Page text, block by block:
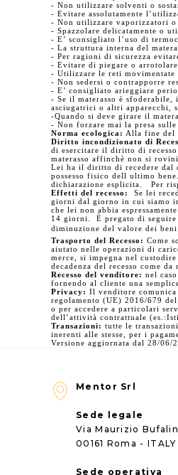
- Non utilizzare solventi o
- Evitare assolutamente
- Non utilizzare vaporizzatori o
- Spazzolare delicatamente o
- E’ sconsigliato l’uso di
- La struttura interna del
- Per ragioni di sicurezza
- Evitare di piegare o arrotolare
- Utilizzare le reti
- Non sedersi o contrapporre
- E’ consigliato arieggiare
- Se il materasso è sfoderabile,
asciugatrici o altri apparecchi,
-Quando si deve girare il
- Non forzare mai la presa
Norma ecologica: Alla fine del
Diritto incondizionato di
di esercitare il diritto di
materasso affinchè non si
Lei ha il diritto di recedere dal
possesso fisico dell ultimo
dichiarazione esplicita. Per
Effetti del recesso:
Se lei
giorni dal giorno in cui siamo
che lei non abbia
14 giorni. È pregato di seguire
diminuzione del valore dei beni
Trasporto del Recesso: Come
aiutato nelle operazioni di
merce, si impegna nel
decadenza del recesso come
Recesso del venditore: nel
fornendo al cliente una
Privacy: Il venditore
regolamento (UE) 2016/679
o per accedere a particolari
dell’attività contrattuale
Transazioni: tutte le
inerenti alle stesse, per i
Versione aggiornata dal 28/06/
Mentor Srl
Sede legale
Via Maurizio
00161 Roma - ITALY
Sede operativa